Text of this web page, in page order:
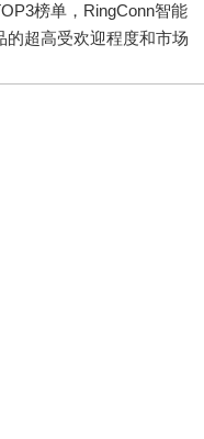
榜单，RingConn智能
超高受欢迎程度和市场